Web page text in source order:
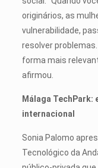
originários, as
vulnerabilidade,
resolver
forma mais
afirmou.
Málaga TechPark:
internacional
Sonia Palomo
Tecnológico da